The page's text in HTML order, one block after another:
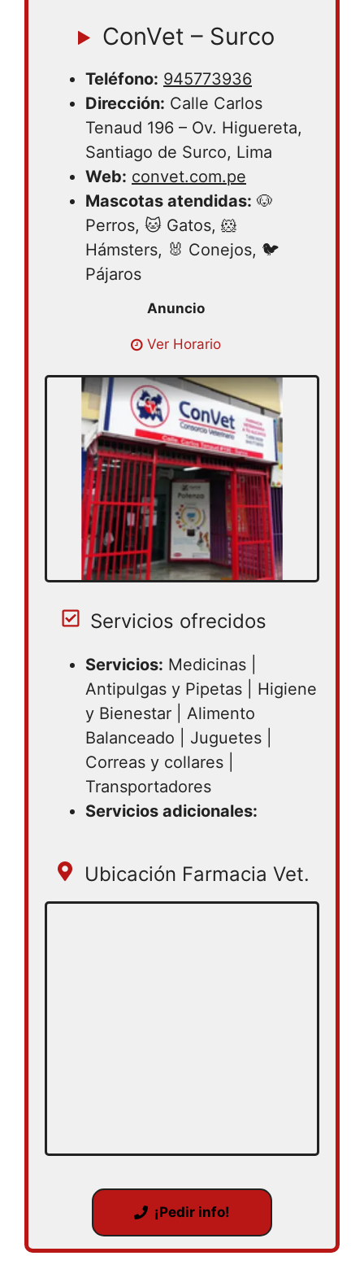
ConVet – Surco
Teléfono: 945773936
Dirección: Calle Carlos
Tenaud 196 – Ov. Higuereta,
Santiago de Surco, Lima
Web: convet.com.pe
Mascotas atendidas: 🐶
Perros, 🐱 Gatos, 🐹
Hámsters, 🐰 Conejos, 🐦
Pájaros
Lunes 08:30 – 19:00 | Martes 08:30 –
08:30 – 19:00 | Viernes 08:30 – 19:00 |
Sábado 08:30 – 19:00 | Domingo cerrado
Ver Horario
Servicios ofrecidos
Servicios: Medicinas |
Antipulgas y Pipetas | Higiene
y Bienestar | Alimento
Balanceado | Juguetes |
Correas y collares |
Transportadores
Servicios adicionales:
Ubicación Farmacia Vet.
¡Pedir info!